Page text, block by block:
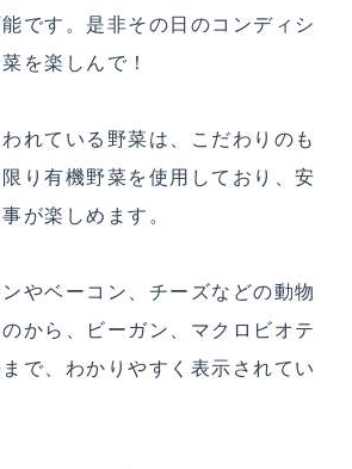
です。是非その日のコンディシ
を楽しんで！
れている野菜は、こだわりのも
り有機野菜を使用しており、安
が楽しめます。
やベーコン、チーズなどの動物
から、ビーガン、マクロビオテ
で、わかりやすく表示されてい